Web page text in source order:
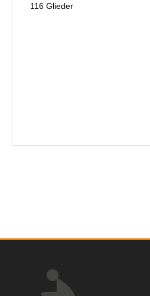
116 Glieder